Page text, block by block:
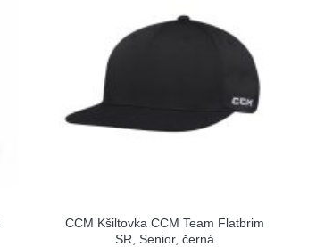
CCM Kšiltovka CCM Team Flatbrim
SR, Senior, černá